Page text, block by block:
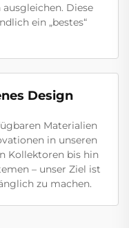
Diese
ein „bestes“
Design
Materialien
in unseren
Kollektoren bis hin
– unser Ziel ist
zu machen.